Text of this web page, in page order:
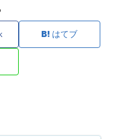
はてブ